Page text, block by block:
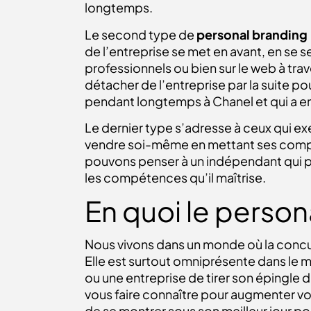
longtemps.
Le second type de personal branding
de l’entreprise se met en avant, en se
professionnels ou bien sur le web à
détacher de l’entreprise par la suite
pendant longtemps à Chanel et qui a
Le dernier type s’adresse à ceux qui
vendre soi-même en mettant ses
pouvons penser à un indépendant qui
les compétences qu’il maîtrise.
En quoi le
Nous vivons dans un monde où la
Elle est surtout omniprésente dans le
ou une entreprise de tirer son épingle
vous faire connaître pour augmenter